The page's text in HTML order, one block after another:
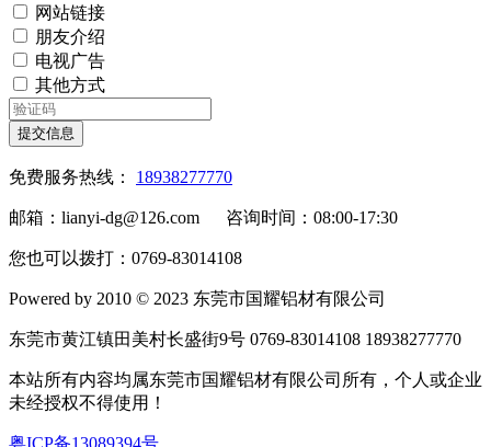
网站链接
朋友介绍
电视广告
其他方式
提交信息
免费服务热线： 18938277770
邮箱：lianyi-dg@126.com 咨询时间：08:00-17:30
您也可以拨打：0769-83014108
Powered by 2010 © 2023 东莞市国耀铝材有限公司
东莞市黄江镇田美村长盛街9号 0769-83014108 18938277770
本站所有内容均属东莞市国耀铝材有限公司所有，个人或企业
未经授权不得使用！